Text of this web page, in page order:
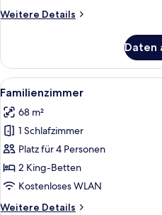
Weitere Details
Weitere
Zimmer,
Schlafzimmer
Daten
Alle
Fotos
für
Familienzimmer
anzeigen
9
Familienzimmer
68 m²
1 Schlafzimmer
Platz für 4 Personen
2 King-Betten
Kostenloses WLAN
Weitere Details
Weitere